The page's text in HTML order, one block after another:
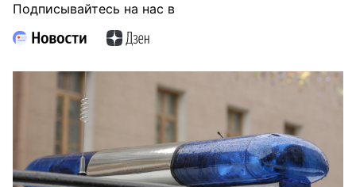
Подписывайтесь на нас в